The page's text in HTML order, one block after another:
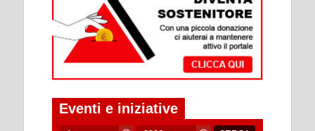
Eventi e iniziative